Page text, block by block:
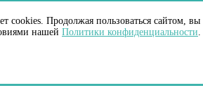
cookies. Продолжая пользоваться сайтом, вы
нашей Политики конфиденциальности.